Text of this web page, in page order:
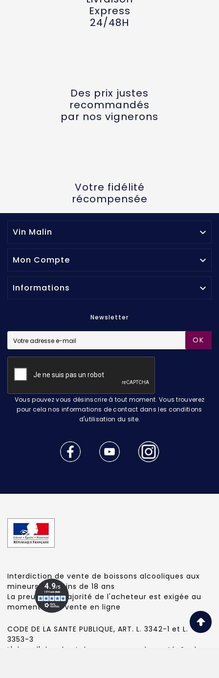
Express
24/48H
Des prix justes
recommandés
par nos vignerons
Votre fidélité
récompensée
Vin Malin 
Mon Compte 
Informations 
Newsletter
OK
Vous pouvez vous désinscrire à tout moment. Vous trouverez
pour cela nos informations de contact dans les conditions
d'utilisation du site.
Interdiction de vente de boissons alcooliques aux
mineurs de moins de 18 ans
La preuve de majorité de l'acheteur est exigée au
moment de la vente en ligne
CODE DE LA SANTE PUBLIQUE, ART. L. 3342-1 et L.
3353-3
L'abus d'alcool est dangereux pour la santé. Sachez